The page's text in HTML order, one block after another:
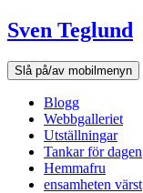
Sven Teglund
Slå på/av mobilmenyn
Blogg
Webbgalleriet
Utställningar
Tankar för dagen
Hemmafru
ensamheten värst